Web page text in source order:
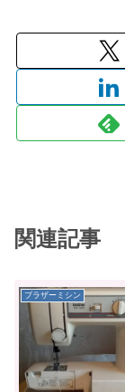
関連記事
ブラザーミシン